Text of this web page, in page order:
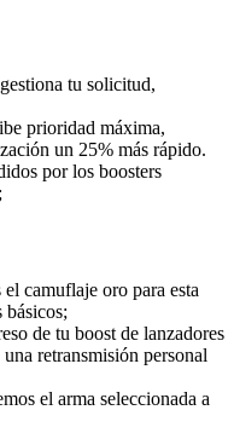
tu solicitud,
prioridad máxima,
un 25% más rápido.
por los boosters
camuflaje oro para esta
básicos;
de tu boost de lanzadores
retransmisión personal
el arma seleccionada a